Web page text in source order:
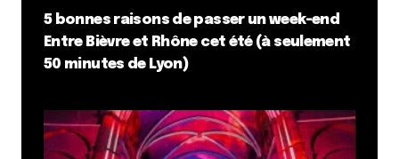
5 bonnes raisons de passer un week-end
Entre Bièvre et Rhône cet été (à seulement
50 minutes de Lyon)